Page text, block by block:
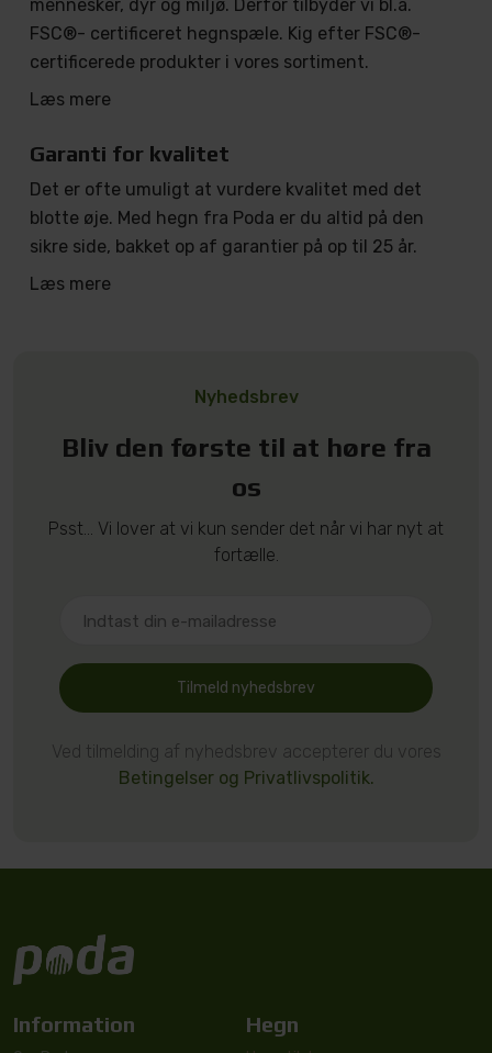
mennesker, dyr og miljø. Derfor tilbyder vi bl.a.
FSC®- certificeret hegnspæle. Kig efter FSC®-
certificerede produkter i vores sortiment.
Læs mere
Garanti for kvalitet
Det er ofte umuligt at vurdere kvalitet med det
blotte øje. Med hegn fra Poda er du altid på den
sikre side, bakket op af garantier på op til 25 år.
Læs mere
Nyhedsbrev
Bliv den første til at høre fra
os
Psst... Vi lover at vi kun sender det når vi har nyt at
fortælle.
Tilmeld nyhedsbrev
Ved tilmelding af nyhedsbrev accepterer du vores
Betingelser og Privatlivspolitik.
Information Hegn